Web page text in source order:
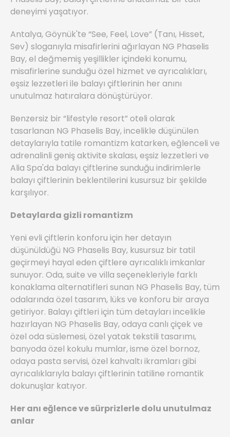
deneyimi yaşatıyor.
Antalya, Göynük'te “See, Feel, Love” (Tanı, Hisset,
Sev) sloganıyla misafirlerini ağırlayan NG Phaselis
Bay, el değmemiş yeşillikler içindeki konumu,
misafirlerine sunduğu özel hizmet ve ayrıcalıkları,
eşsiz lezzetleri ile balayı çiftlerinin her anını
unutulmaz hatıralara dönüştürüyor.
Benzersiz bir “lifestyle resort” oteli olarak
tasarlanan NG Phaselis Bay, incelikle düşünülen
detaylarıyla tatile romantizm katarken, eğlenceli ve
adrenalinli geniş aktivite skalası, eşsiz lezzetleri ve
Alia Spa'da balayı çiftlerine sunduğu indirimlerle
balayı çiftlerinin beklentilerini kusursuz bir şekilde
karşılıyor.
Detaylarda gizli romantizm
Yeni evli çiftlerin konforu için her detayın
düşünüldüğü NG Phaselis Bay, kusursuz bir tatil
geçirmeyi hayal eden çiftlere ayrıcalıklı imkanlar
sunuyor. Oda, suite ve villa seçenekleriyle farklı
konaklama alternatifleri sunan NG Phaselis Bay, tüm
odalarında özel tasarım, lüks ve konforu bir araya
getiriyor. Balayı çiftleri için tüm detayları incelikle
hazırlayan NG Phaselis Bay, odaya canlı çiçek ve
özel oda süslemesi, özel yatak tekstili tasarımı,
banyoda özel kokulu mumlar, isme özel bornoz,
odaya pasta servisi, özel kahvaltı ikramları gibi
ayrıcalıklarıyla balayı çiftlerinin tatiline romantik
dokunuşlar katıyor.
Her anı eğlence ve sürprizlerle dolu unutulmaz
anlar